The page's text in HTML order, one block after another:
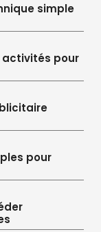
simple
activités pour
pour